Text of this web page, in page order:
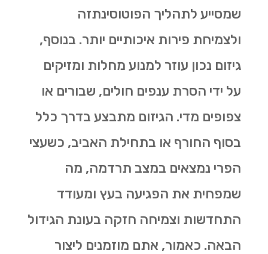
שמסייע לתהליך הפוטוסינתזה
ולצמיחת פירות איכותיים יותר. בנוסף,
גיזום נכון עוזר למנוע מחלות ומזיקים
על ידי הסרת ענפים חולים, שבורים או
צפופים מדי. הגיזום מתבצע בדרך כלל
בסוף החורף או בתחילת האביב, כשעצי
הפרי נמצאים במצב תרדמה, מה
שמפחית את הפגיעה בעץ ומעודד
התחדשות וצמיחה חזקה בעונת הגידול
הבאה. כאמור, אתם מוזמנים ליצור